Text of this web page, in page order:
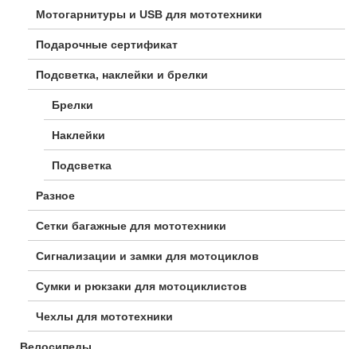
Мотогарнитуры и USB для мототехники
Подарочные сертификат
Подсветка, наклейки и брелки
Брелки
Наклейки
Подсветка
Разное
Сетки багажные для мототехники
Сигнализации и замки для мотоциклов
Сумки и рюкзаки для мотоциклистов
Чехлы для мототехники
Велосипеды